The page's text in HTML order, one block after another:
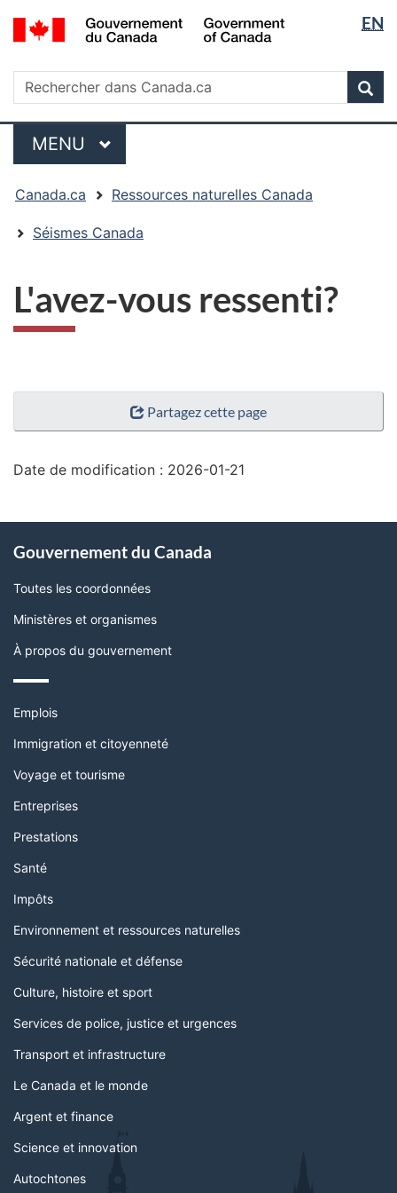
Passer
au
principal
Passer
à
sujet
du
gouvernement »
Passer
à
version
HTML
simplifiée
la
langue
EN
Rechercher
Rechercher
dans
Canada.ca
Menu
MENU PRINCIPAL
êtes
ici
Canada.ca Ressources naturelles Canada
Séismes Canada
L'avez-vous ressenti?
"Détails
page"
Partagez cette page
Date de modification : 2026-01-21
propos
de
ce
Gouvernement du Canada
Toutes les coordonnées
Ministères et organismes
À propos du gouvernement
Thèmes
sujets
Emplois
Immigration et citoyenneté
Voyage et tourisme
Entreprises
Prestations
Santé
Impôts
Environnement et ressources naturelles
Sécurité nationale et défense
Culture, histoire et sport
Services de police, justice et urgences
Transport et infrastructure
Le Canada et le monde
Argent et finance
Science et innovation
Autochtones